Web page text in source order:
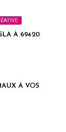
À 69420
À VOS